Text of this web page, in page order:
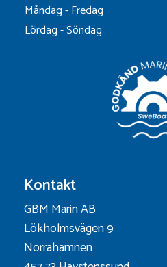
Måndag - Fredag
Lördag - Söndag
Kontakt
GBM Marin AB
Lökholmsvägen 9
Norrahamnen